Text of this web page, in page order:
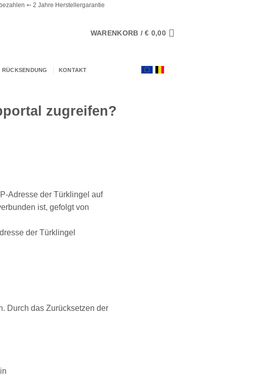
➵ 2 Jahre Herstellergarantie
WARENKORB /€ 0,00
RÜCKSENDUNG KONTAKT
zugreifen?
Adresse der Türklingel auf
ist, gefolgt von
der Türklingel
Durch das Zurücksetzen der